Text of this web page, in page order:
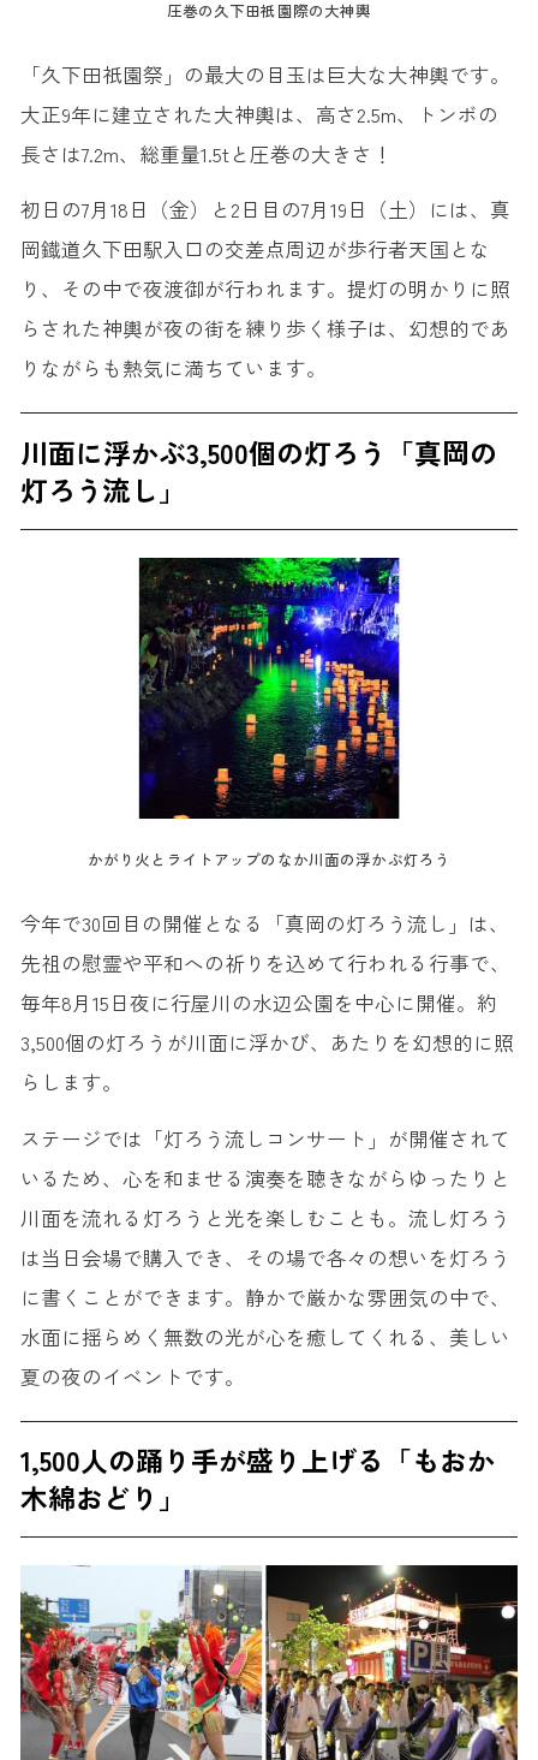
圧巻の久下田祇園際の大神輿
「久下田祇園祭」の最大の目玉は巨大な大神輿です。
大正9年に建立された大神輿は、高さ2.5m、トンボの
長さは7.2m、総重量1.5tと圧巻の大きさ！
初日の7月18日（金）と2日目の7月19日（土）には、真
岡鐡道久下田駅入口の交差点周辺が歩行者天国とな
り、その中で夜渡御が行われます。提灯の明かりに照
らされた神輿が夜の街を練り歩く様子は、幻想的であ
りながらも熱気に満ちています。
川面に浮かぶ3,500個の灯ろう「真岡の
灯ろう流し」
かがり火とライトアップのなか川面の浮かぶ灯ろう
今年で30回目の開催となる「真岡の灯ろう流し」は、
先祖の慰霊や平和への祈りを込めて行われる行事で、
毎年8月15日夜に行屋川の水辺公園を中心に開催。約
3,500個の灯ろうが川面に浮かび、あたりを幻想的に照
らします。
ステージでは「灯ろう流しコンサート」が開催されて
いるため、心を和ませる演奏を聴きながらゆったりと
川面を流れる灯ろうと光を楽しむことも。流し灯ろう
は当日会場で購入でき、その場で各々の想いを灯ろう
に書くことができます。静かで厳かな雰囲気の中で、
水面に揺らめく無数の光が心を癒してくれる、美しい
夏の夜のイベントです。
1,500人の踊り手が盛り上げる「もおか
木綿おどり」